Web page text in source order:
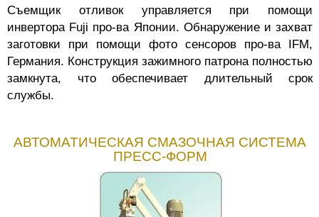
Съемщик отливок управляется при помощи
инвертора Fuji про-ва Японии. Обнаружение и захват
заготовки при помощи фото сенсоров про-ва IFM,
Германия. Конструкция зажимного патрона полностью
замкнута, что обеспечивает длительный срок
службы.
АВТОМАТИЧЕСКАЯ СМАЗОЧНАЯ СИСТЕМА
ПРЕСС-ФОРМ